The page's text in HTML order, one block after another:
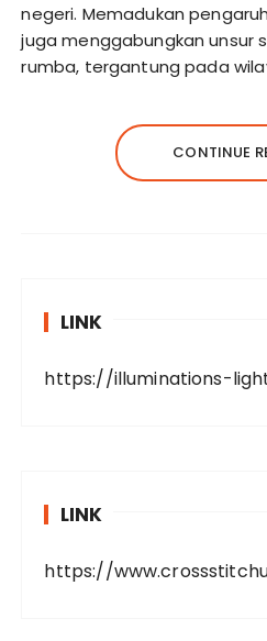
negeri. Memadukan
juga menggabungkan unsur
rumba, tergantung pada
CONTINUE
LINK
https://illuminations-
LINK
https://